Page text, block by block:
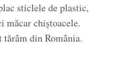
sticlele de plastic,
măcar chiștoacele.
din România.